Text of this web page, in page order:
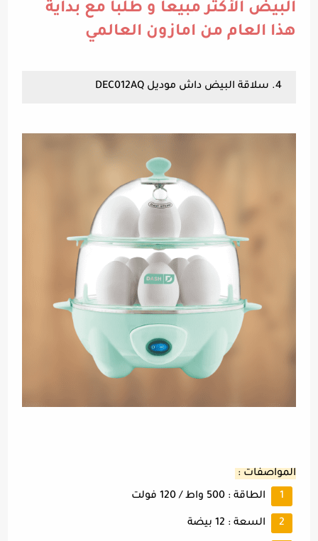
البيض الأكثر مبيعا و طلبا مع بداية
هذا العام من امازون العالمي
4. سلاقة البيض داش موديل DEC012AQ
المواصفات :
الطاقة : 500 واط / 120 فولت
السعة : 12 بيضة